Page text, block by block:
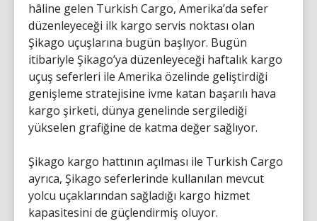
hâline gelen Turkish Cargo, Amerika’da sefer
düzenleyeceği ilk kargo servis noktası olan
Şikago uçuşlarına bugün başlıyor. Bugün
itibariyle Şikago’ya düzenleyeceği haftalık kargo
uçuş seferleri ile Amerika özelinde geliştirdiği
genişleme stratejisine ivme katan başarılı hava
kargo şirketi, dünya genelinde sergilediği
yükselen grafiğine de katma değer sağlıyor.
Şikago kargo hattının açılması ile Turkish Cargo
ayrıca, Şikago seferlerinde kullanılan mevcut
yolcu uçaklarından sağladığı kargo hizmet
kapasitesini de güçlendirmiş oluyor.